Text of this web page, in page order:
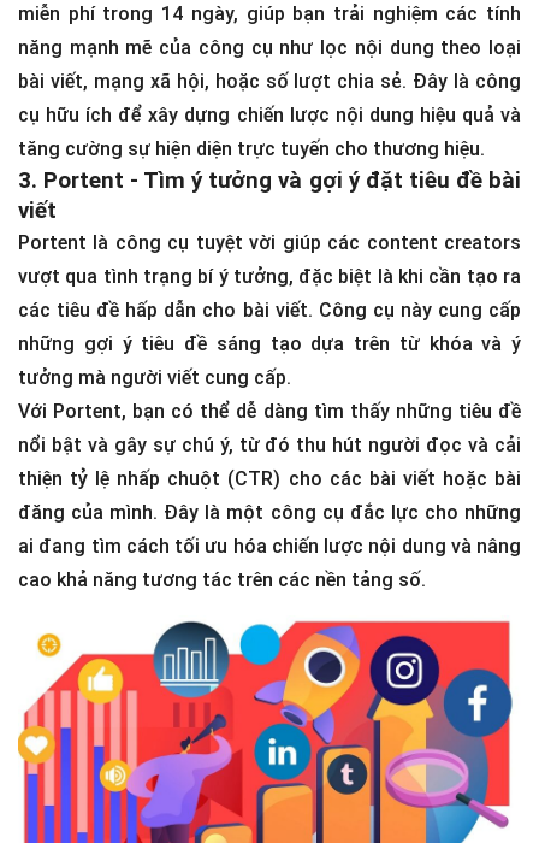
miễn phí trong 14 ngày, giúp bạn trải nghiệm các tính
năng mạnh mẽ của công cụ như lọc nội dung theo loại
bài viết, mạng xã hội, hoặc số lượt chia sẻ. Đây là công
cụ hữu ích để xây dựng chiến lược nội dung hiệu quả và
tăng cường sự hiện diện trực tuyến cho thương hiệu.
3. Portent - Tìm ý tưởng và gợi ý đặt tiêu đề bài
viết
Portent là công cụ tuyệt vời giúp các content creators
vượt qua tình trạng bí ý tưởng, đặc biệt là khi cần tạo ra
các tiêu đề hấp dẫn cho bài viết. Công cụ này cung cấp
những gợi ý tiêu đề sáng tạo dựa trên từ khóa và ý
tưởng mà người viết cung cấp.
Với Portent, bạn có thể dễ dàng tìm thấy những tiêu đề
nổi bật và gây sự chú ý, từ đó thu hút người đọc và cải
thiện tỷ lệ nhấp chuột (CTR) cho các bài viết hoặc bài
đăng của mình. Đây là một công cụ đắc lực cho những
ai đang tìm cách tối ưu hóa chiến lược nội dung và nâng
cao khả năng tương tác trên các nền tảng số.